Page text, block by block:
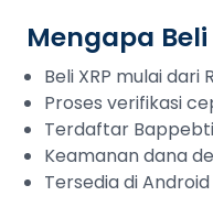
Mengapa
Beli XRP mulai dari
Proses verifikasi
Terdaftar
Keamanan dana
Tersedia di Android